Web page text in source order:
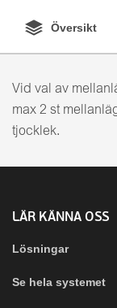
Översikt
Vid val av
max 2 st
tjocklek.
LÄR KÄNNA OSS
Lösningar
Se hela systemet